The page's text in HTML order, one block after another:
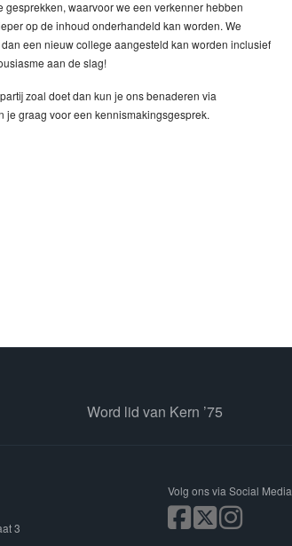
waarvoor we een verkenner hebben
op de inhoud onderhandeld kan worden. We
een nieuw college aangesteld kan worden inclusief
aan de slag!
zoal doet dan kun je ons benaderen via
je graag voor een kennismakingsgesprek.
Word lid van Kern ’75
3
Volg ons via Social Media